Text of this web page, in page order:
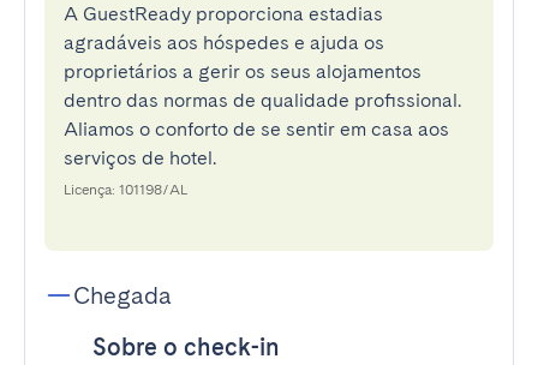
A GuestReady proporciona estadias
agradáveis aos hóspedes e ajuda os
proprietários a gerir os seus alojamentos
dentro das normas de qualidade profissional.
Aliamos o conforto de se sentir em casa aos
serviços de hotel.
Licença: 101198/AL
Chegada
Sobre o check-in